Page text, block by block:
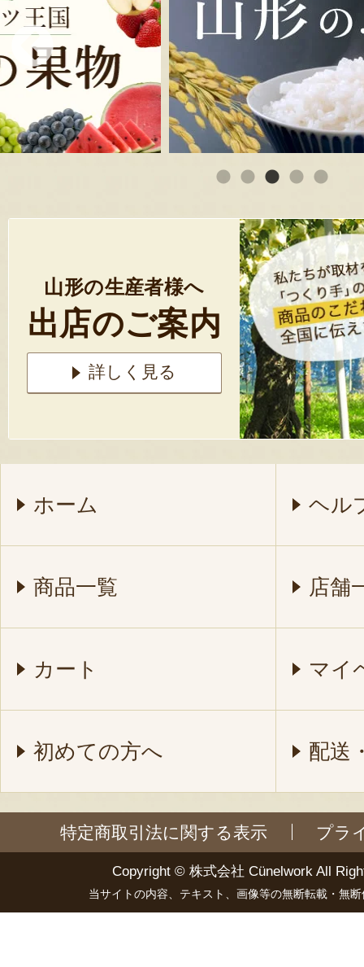
山形の生産者様へ
出店のご案内
詳しく見る
ホーム ヘル
商品一覧 店舗
カート マイ
初めての方へ 配送
特定商取引法に関する表示 プラ
Copyright © 株式会社 Cünelwork All
当サイトの内容、テキスト、画像等の無断転載・無